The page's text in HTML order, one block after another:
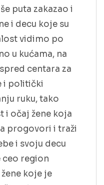
puta zakazao i
i decu koje su
vidimo po
u kućama, na
centara za
i politički
ruku, tako
i očaj žene koja
progovori i traži
i svoju decu
ceo region
koje je